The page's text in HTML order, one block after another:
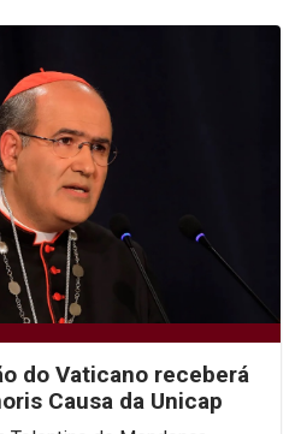
do Vaticano receberá
Causa da Unicap